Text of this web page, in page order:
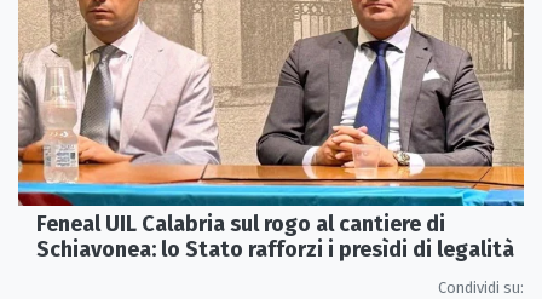
Feneal UIL Calabria sul rogo al cantiere di
Schiavonea: lo Stato rafforzi i presìdi di legalità
Condividi su: